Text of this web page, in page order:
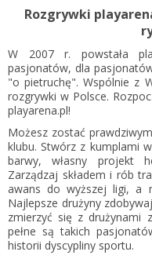
Rozgrywki
W 2007 r. powstała
pasjonatów, dla
"o pietruchę". Wspólnie z
rozgrywki w Polsce.
playarena.pl!
Możesz zostać
klubu. Stwórz z kumplami
barwy, własny projekt
Zarządzaj składem i rób
awans do wyższej ligi, a
Najlepsze drużyny
zmierzyć się z drużynami
pełne są takich
historii dyscypliny sportu.